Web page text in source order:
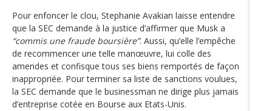
Pour enfoncer le clou, Stephanie Avakian laisse entendre
que la SEC demande à la justice d’affirmer que Musk a
“commis une fraude boursière”. Aussi, qu’elle l’empêche
de recommencer une telle manœuvre, lui colle des
amendes et confisque tous ses biens remportés de façon
inappropriée. Pour terminer sa liste de sanctions voulues,
la SEC demande que le businessman ne dirige plus jamais
d’entreprise cotée en Bourse aux Etats-Unis.